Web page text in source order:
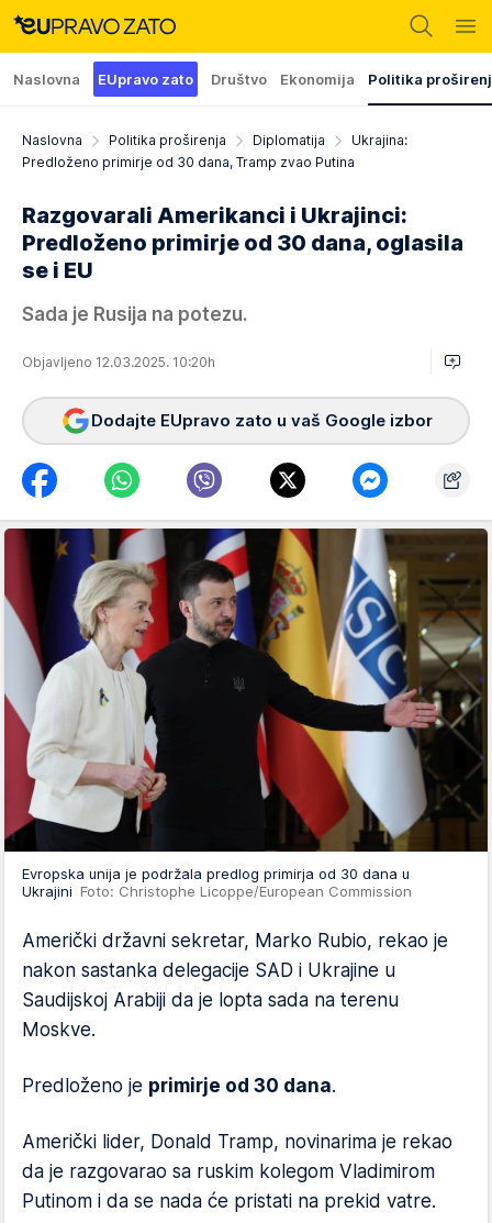
Naslovna EUpravo zato Društvo Ekonomija Politika
Naslovna Politika proširenja Diplomatija
Ukrajina:
Predloženo primirje od 30 dana, Tramp zvao Putina
Razgovarali Amerikanci i Ukrajinci:
Predloženo primirje od 30 dana, oglasila
se i EU
Sada je Rusija na potezu.
Objavljeno 12.03.2025. 10:20h
Dodajte EUpravo zato u vaš Google izbor
Evropska unija je podržala predlog primirja od 30 dana u
Ukrajini Foto: Christophe Licoppe/European Commission
Američki državni sekretar, Marko Rubio, rekao je
nakon sastanka delegacije SAD i Ukrajine u
Saudijskoj Arabiji da je lopta sada na terenu
Moskve.
Predloženo je primirje od 30 dana.
Američki lider, Donald Tramp, novinarima je rekao
da je razgovarao sa ruskim kolegom Vladimirom
Putinom i da se nada će pristati na prekid vatre.